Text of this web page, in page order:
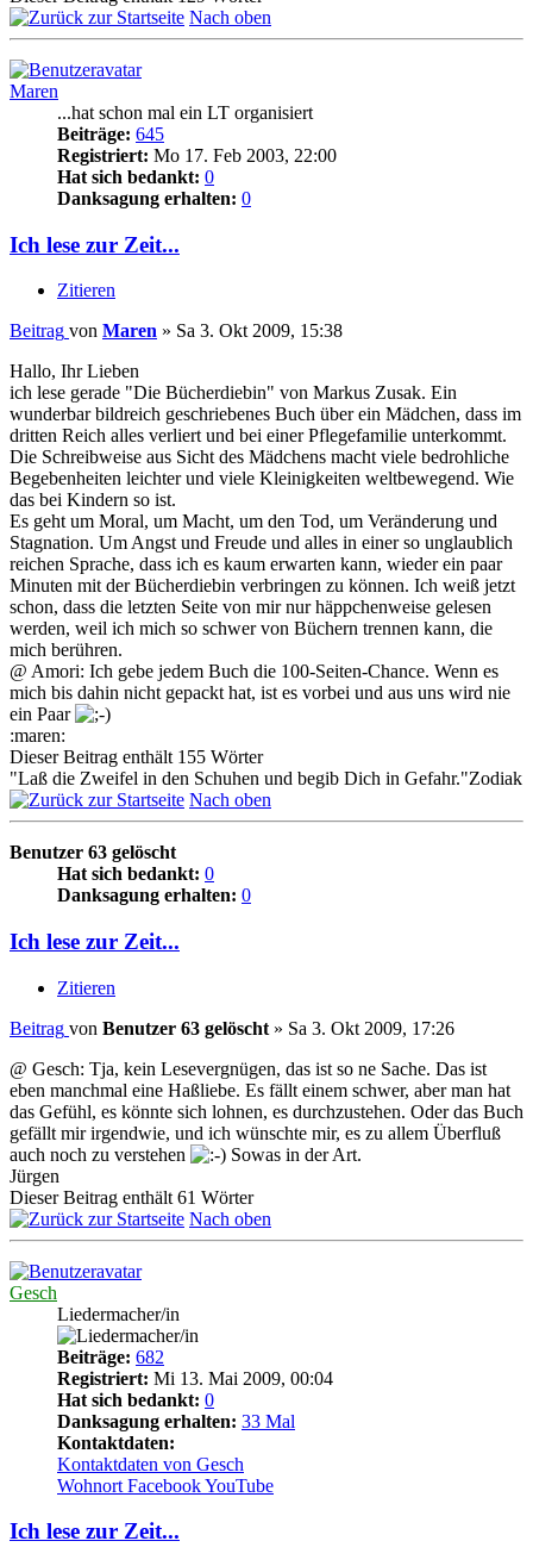
Nach oben
Maren
...hat schon mal ein LT organisiert
Beiträge: 645
Registriert: Mo 17. Feb 2003, 22:00
Hat sich bedankt: 0
Danksagung erhalten: 0
Ich lese zur Zeit...
Zitieren
Beitrag von Maren » Sa 3. Okt 2009, 15:38
Hallo, Ihr Lieben
ich lese gerade "Die Bücherdiebin" von Markus Zusak. Ein
wunderbar bildreich geschriebenes Buch über ein Mädchen, dass im
dritten Reich alles verliert und bei einer Pflegefamilie unterkommt.
Die Schreibweise aus Sicht des Mädchens macht viele bedrohliche
Begebenheiten leichter und viele Kleinigkeiten weltbewegend. Wie
das bei Kindern so ist.
Es geht um Moral, um Macht, um den Tod, um Veränderung und
Stagnation. Um Angst und Freude und alles in einer so unglaublich
reichen Sprache, dass ich es kaum erwarten kann, wieder ein paar
Minuten mit der Bücherdiebin verbringen zu können. Ich weiß jetzt
schon, dass die letzten Seite von mir nur häppchenweise gelesen
werden, weil ich mich so schwer von Büchern trennen kann, die
mich berühren.
@ Amori: Ich gebe jedem Buch die 100-Seiten-Chance. Wenn es
mich bis dahin nicht gepackt hat, ist es vorbei und aus uns wird nie
ein Paar
:maren:
Dieser Beitrag enthält 155 Wörter
"Laß die Zweifel in den Schuhen und begib Dich in Gefahr."Zodiak
Nach oben
Benutzer 63 gelöscht
Hat sich bedankt: 0
Danksagung erhalten: 0
Ich lese zur Zeit...
Zitieren
Beitrag von Benutzer 63 gelöscht » Sa 3. Okt 2009, 17:26
@ Gesch: Tja, kein Lesevergnügen, das ist so ne Sache. Das ist
eben manchmal eine Haßliebe. Es fällt einem schwer, aber man hat
das Gefühl, es könnte sich lohnen, es durchzustehen. Oder das Buch
gefällt mir irgendwie, und ich wünschte mir, es zu allem Überfluß
auch noch zu verstehen
Sowas in der Art.
Jürgen
Dieser Beitrag enthält 61 Wörter
Nach oben
Gesch
Liedermacher/in
Beiträge: 682
Registriert: Mi 13. Mai 2009, 00:04
Hat sich bedankt: 0
Danksagung erhalten: 33 Mal
Kontaktdaten:
Kontaktdaten von Gesch
Wohnort FacebookYouTube
Ich lese zur Zeit...